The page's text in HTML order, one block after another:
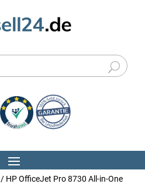
/ HP OfficeJet Pro 8730 All-in-One